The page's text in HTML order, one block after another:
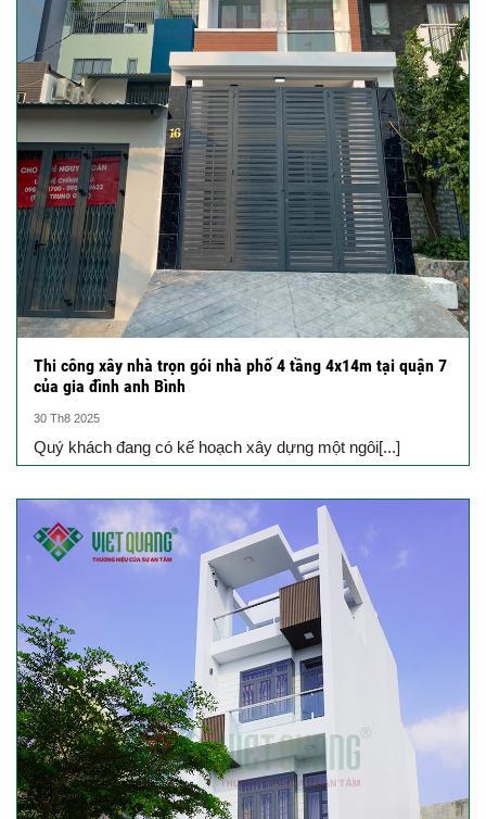
Thi công xây nhà trọn gói nhà phố 4 tầng 4x14m tại quận 7
của gia đình anh Bình
30 Th8 2025
Quý khách đang có kế hoạch xây dựng một ngôi[...]